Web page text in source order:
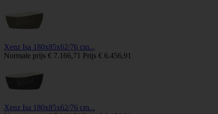
Xenz Isa 180x85x62/76 cm...
Normale prijs € 7.166,71 Prijs € 6.456,91
Xenz Isa 180x85x62/76 cm...